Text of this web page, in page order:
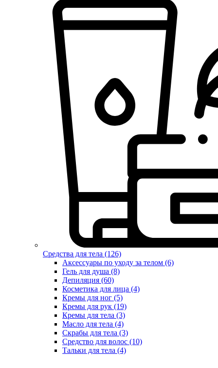
Средства для тела (126)
Аксессуары по уходу за телом (6)
Гель для душа (8)
Депиляция (60)
Косметика для лица (4)
Кремы для ног (5)
Кремы для рук (19)
Кремы для тела (3)
Масло для тела (4)
Скрабы для тела (3)
Средство для волос (10)
Тальки для тела (4)